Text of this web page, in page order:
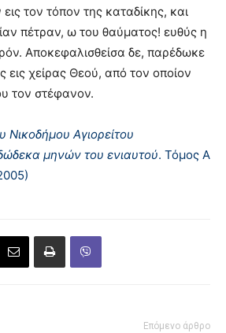
τον τόπον της καταδίκης, και
πέτραν, ω του θαύματος! ευθύς η
Aποκεφαλισθείσα δε, παρέδωκε
εις χείρας Θεού, από τον οποίον
τον στέφανον.
Νικοδήμου Αγιορείτου
μηνών του ενιαυτού. Τόμος Α
Επόμενο άρθρο